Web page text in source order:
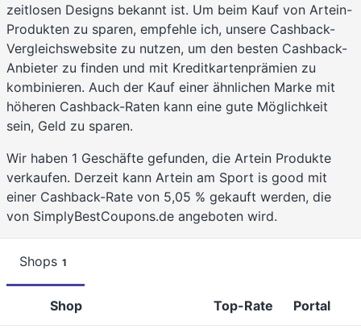
zeitlosen Designs bekannt ist. Um beim Kauf von Artein-
Produkten zu sparen, empfehle ich, unsere Cashback-
Vergleichswebsite zu nutzen, um den besten Cashback-
Anbieter zu finden und mit Kreditkartenprämien zu
kombinieren. Auch der Kauf einer ähnlichen Marke mit
höheren Cashback-Raten kann eine gute Möglichkeit
sein, Geld zu sparen.
Wir haben 1 Geschäfte gefunden, die Artein Produkte
verkaufen. Derzeit kann Artein am Sport is good mit
einer Cashback-Rate von 5,05 % gekauft werden, die
von SimplyBestCoupons.de angeboten wird.
Shops 1
Shop Top-Rate Portal